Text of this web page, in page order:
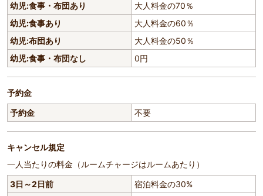
幼児:食事・布団あり
大人料金の70％
幼児:食事あり
大人料金の60％
幼児:布団あり
大人料金の50％
幼児:食事・布団なし
0円
予約金
予約金
不要
キャンセル規定
一人当たりの料金（ルームチャージはルームあたり）
3日～2日前
宿泊料金の30%